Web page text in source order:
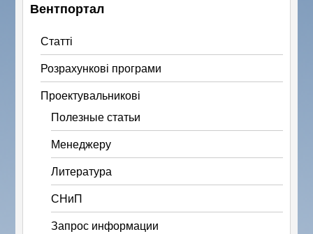
Вентпортал
Статті
Розрахункові програми
Проектувальникові
Полезные статьи
Менеджеру
Литература
СНиП
Запрос информации